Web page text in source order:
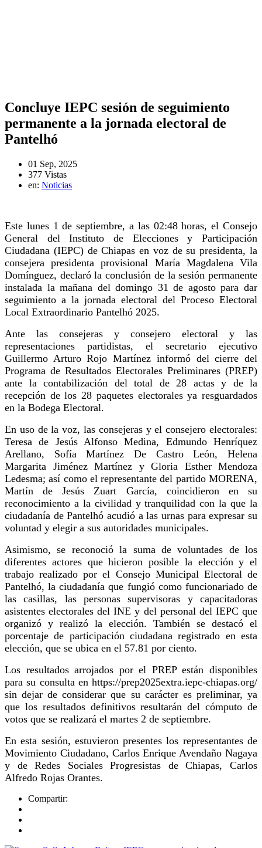
Concluye IEPC sesión de seguimiento
permanente a la jornada electoral de
Pantelhó
01 Sep, 2025
377 Vistas
en: Noticias
Este lunes 1 de septiembre, a las 02:48 horas, el Consejo
General del Instituto de Elecciones y Participación
Ciudadana (IEPC) de Chiapas en voz de su presidenta, la
consejera presidenta provisional María Magdalena Vila
Domínguez, declaró la conclusión de la sesión permanente
instalada la mañana del domingo 31 de agosto para dar
seguimiento a la jornada electoral del Proceso Electoral
Local Extraordinario Pantelhó 2025.
Ante las consejeras y consejero electoral y las
representaciones partidistas, el secretario ejecutivo
Guillermo Arturo Rojo Martínez informó del cierre del
Programa de Resultados Electorales Preliminares (PREP)
ante la contabilización del total de 28 actas y de la
recepción de los 28 paquetes electorales ya resguardados
en la Bodega Electoral.
En uso de la voz, las consejeras y el consejero electorales:
Teresa de Jesús Alfonso Medina, Edmundo Henríquez
Arellano, Sofía Martínez De Castro León, Helena
Margarita Jiménez Martínez y Gloria Esther Mendoza
Ledesma; así como el representante del partido MORENA,
Martín de Jesús Zuart García, coincidieron en su
reconocimiento a la civilidad y tranquilidad con la que la
ciudadanía de Pantelhó acudió a las urnas para expresar su
voluntad y elegir a sus autoridades municipales.
Asimismo, se reconoció la suma de voluntades de los
diferentes actores que hicieron posible la elección y el
trabajo realizado por el Consejo Municipal Electoral de
Pantelhó, la ciudadanía que fungió como funcionariado de
las casillas, las personas supervisoras y capacitadoras
asistentes electorales del INE y del personal del IEPC que
organizó y realizó la elección. También se destacó el
porcentaje de participación ciudadana registrado en esta
elección, que se ubica en el 57.81 por ciento.
Los resultados arrojados por el PREP están disponibles
para su consulta en https://prep2025extra.iepc-chiapas.org/
sin dejar de considerar que su carácter es preliminar, ya
que los resultados definitivos resultarán del cómputo de
votos que se realizará el martes 2 de septiembre.
En esta sesión, estuvieron presentes los representantes de
Movimiento Ciudadano, Carlos Enrique Avendaño Nagaya
y de Redes Sociales Progresistas de Chiapas, Carlos
Alfredo Rojas Orantes.
Compartir: